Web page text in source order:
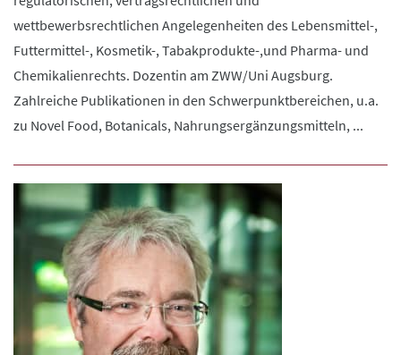
wettbewerbsrechtlichen Angelegenheiten des Lebensmittel-,
Futtermittel-, Kosmetik-, Tabakprodukte-,und Pharma- und
Chemikalienrechts. Dozentin am ZWW/Uni Augsburg.
Zahlreiche Publikationen in den Schwerpunktbereichen, u.a.
zu Novel Food, Botanicals, Nahrungsergänzungsmitteln, ...